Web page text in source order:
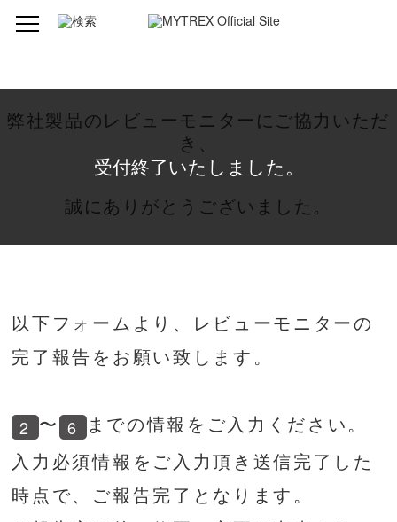
受付終了いたしました。
弊社製品のレビューモニターにご協力いただ
き、
誠にありがとうございました。
以下フォームより、レビューモニターの
完了報告をお願い致します。
2 〜 6 までの情報をご入力ください。
入力必須情報をご入力頂き送信完了した
時点で、ご報告完了となります。